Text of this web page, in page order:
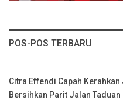
POS-POS TERBARU
Citra Effendi Capah
Bersihkan Parit Jalan